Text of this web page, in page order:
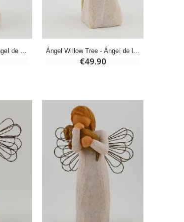
€15.00 €12.00
€7.90
-10%
Vela de Novena a San Miguel Contra el Mal - 17,5cm
€49.90